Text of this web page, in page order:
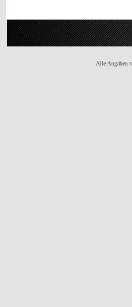
Alle Angaben